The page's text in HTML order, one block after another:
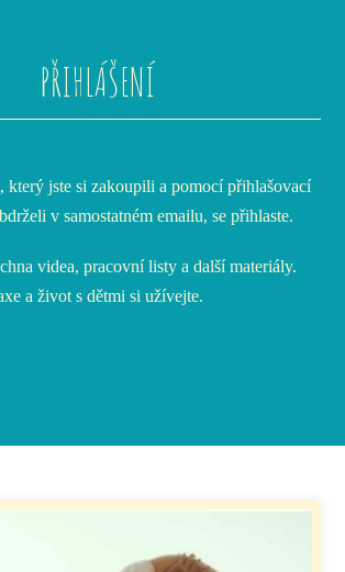
PŘIHLÁŠENÍ
který jste si zakoupili a pomocí přihlašovací
v samostatném emailu, se přihlaste.
videa, pracovní listy a další materiály.
a život s dětmi si užívejte.